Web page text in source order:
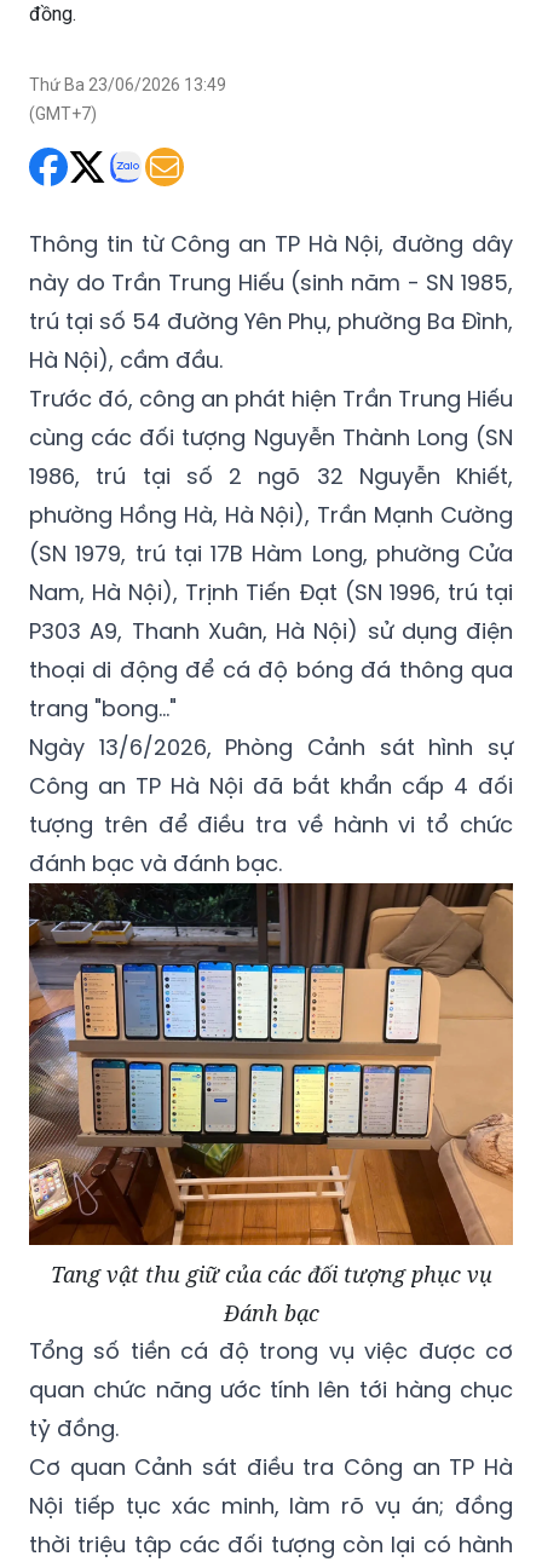
đồng.
Thứ Ba 23/06/2026 13:49
(GMT+7)
Thông tin từ Công an TP Hà Nội, đường dây
này do Trần Trung Hiếu (sinh năm - SN 1985,
trú tại số 54 đường Yên Phụ, phường Ba Đình,
Hà Nội), cầm đầu.
Trước đó, công an phát hiện Trần Trung Hiếu
cùng các đối tượng Nguyễn Thành Long (SN
1986, trú tại số 2 ngõ 32 Nguyễn Khiết,
phường Hồng Hà, Hà Nội), Trần Mạnh Cường
(SN 1979, trú tại 17B Hàm Long, phường Cửa
Nam, Hà Nội), Trịnh Tiến Đạt (SN 1996, trú tại
P303 A9, Thanh Xuân, Hà Nội) sử dụng điện
thoại di động để cá độ bóng đá thông qua
trang "bong..."
Ngày 13/6/2026, Phòng Cảnh sát hình sự
Công an TP Hà Nội đã bắt khẩn cấp 4 đối
tượng trên để điều tra về hành vi tổ chức
đánh bạc và đánh bạc.
Tang vật thu giữ của các đối tượng phục vụ
Đánh bạc
Tổng số tiền cá độ trong vụ việc được cơ
quan chức năng ước tính lên tới hàng chục
tỷ đồng.
Cơ quan Cảnh sát điều tra Công an TP Hà
Nội tiếp tục xác minh, làm rõ vụ án; đồng
thời triệu tập các đối tượng còn lại có hành